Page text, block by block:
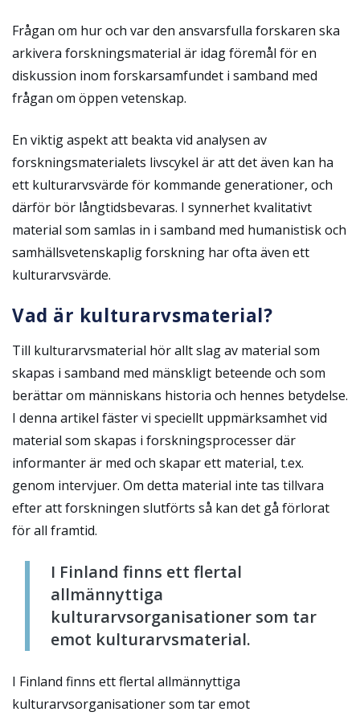
Frågan om hur och var den ansvarsfulla forskaren ska
arkivera forskningsmaterial är idag föremål för en
diskussion inom forskarsamfundet i samband med
frågan om öppen vetenskap.
En viktig aspekt att beakta vid analysen av
forskningsmaterialets livscykel är att det även kan ha
ett kulturarvsvärde för kommande generationer, och
därför bör långtidsbevaras. I synnerhet kvalitativt
material som samlas in i samband med humanistisk och
samhällsvetenskaplig forskning har ofta även ett
kulturarvsvärde.
Vad är kulturarvsmaterial?
Till kulturarvsmaterial hör allt slag av material som
skapas i samband med mänskligt beteende och som
berättar om människans historia och hennes betydelse.
I denna artikel fäster vi speciellt uppmärksamhet vid
material som skapas i forskningsprocesser där
informanter är med och skapar ett material, t.ex.
genom intervjuer. Om detta material inte tas tillvara
efter att forskningen slutförts så kan det gå förlorat
för all framtid.
I Finland finns ett flertal
allmännyttiga
kulturarvsorganisationer som tar
emot kulturarvsmaterial.
I Finland finns ett flertal allmännyttiga
kulturarvsorganisationer som tar emot